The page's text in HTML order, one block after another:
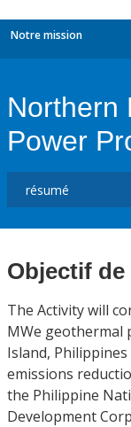
Notre mission
Northern
Power
Objectif
The Activity will
MWe geothermal
Island,
emissions
the Philippine
Development